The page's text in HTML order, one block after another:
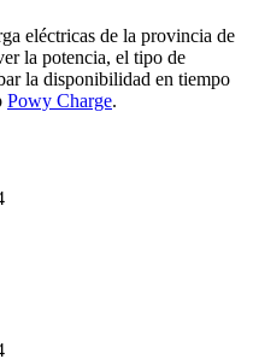
eléctricas de la provincia de
la potencia, el tipo de
la disponibilidad en tiempo
Powy Charge.